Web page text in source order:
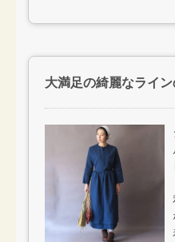
大満足の綺麗なライ